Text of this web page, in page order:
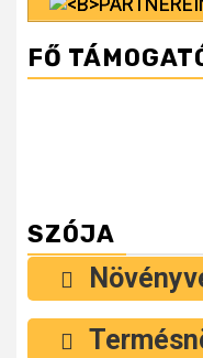
FŐ
SZÓJA